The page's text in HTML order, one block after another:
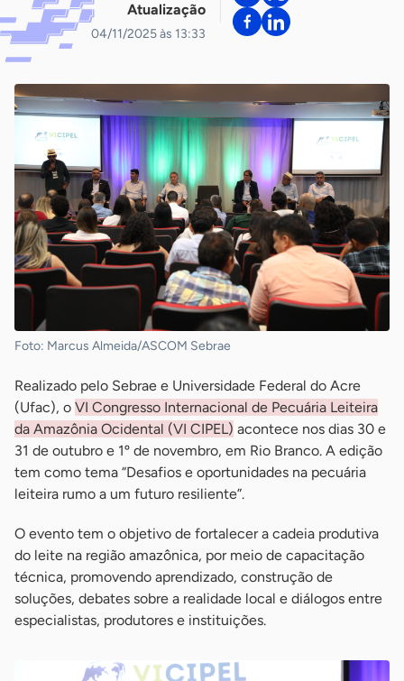
Atualização
04/11/2025 às 13:33
Foto: Marcus Almeida/ASCOM Sebrae
Realizado pelo Sebrae e Universidade Federal do Acre
(Ufac), o VI Congresso Internacional de Pecuária Leiteira
da Amazônia Ocidental (VI CIPEL) acontece nos dias 30 e
31 de outubro e 1º de novembro, em Rio Branco. A edição
tem como tema “Desafios e oportunidades na pecuária
leiteira rumo a um futuro resiliente”.
O evento tem o objetivo de fortalecer a cadeia produtiva
do leite na região amazônica, por meio de capacitação
técnica, promovendo aprendizado, construção de
soluções, debates sobre a realidade local e diálogos entre
especialistas, produtores e instituições.